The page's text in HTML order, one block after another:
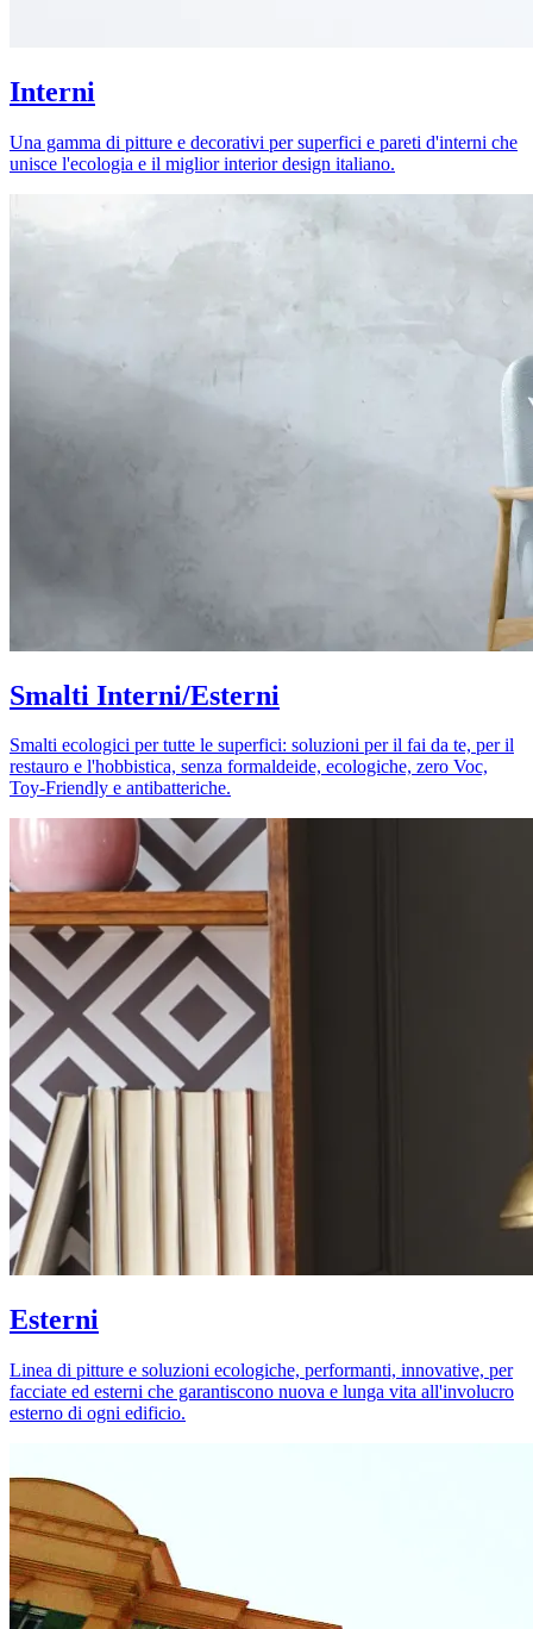
Interni
Una gamma di pitture e decorativi per superfici e pareti d'interni che
unisce l'ecologia e il miglior interior design italiano.
Smalti Interni/Esterni
Smalti ecologici per tutte le superfici: soluzioni per il fai da te, per il
restauro e l'hobbistica, senza formaldeide, ecologiche, zero Voc,
Toy-Friendly e antibatteriche.
Esterni
Linea di pitture e soluzioni ecologiche, performanti, innovative, per
facciate ed esterni che garantiscono nuova e lunga vita all'involucro
esterno di ogni edificio.